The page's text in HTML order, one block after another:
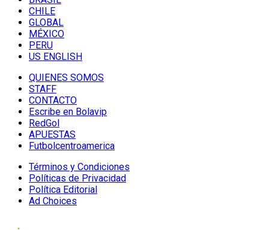
CHILE
GLOBAL
MÉXICO
PERU
US ENGLISH
QUIENES SOMOS
STAFF
CONTACTO
Escribe en Bolavip
RedGol
APUESTAS
Futbolcentroamerica
Términos y Condiciones
Políticas de Privacidad
Política Editorial
Ad Choices